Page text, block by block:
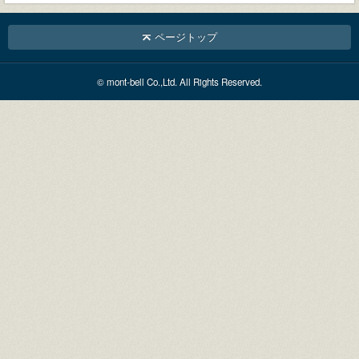
ページトップ
© mont-bell Co.,Ltd. All Rights Reserved.